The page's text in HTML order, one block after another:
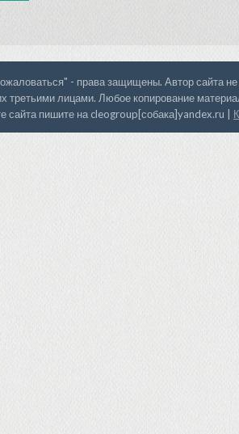
- права защищены. Автор сайта не
третьими лицами. Любое копирование
сайта пишите на cleogroup[собака]yandex.ru |